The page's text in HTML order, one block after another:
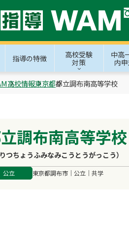
指導の特徴
高校受験
対策
中高
内
高校情報東京都都立調布南高等学校
調布南高等学校
りつちょうふみなみこうとうがっこう）
公立 東京都調布市｜公立｜共学